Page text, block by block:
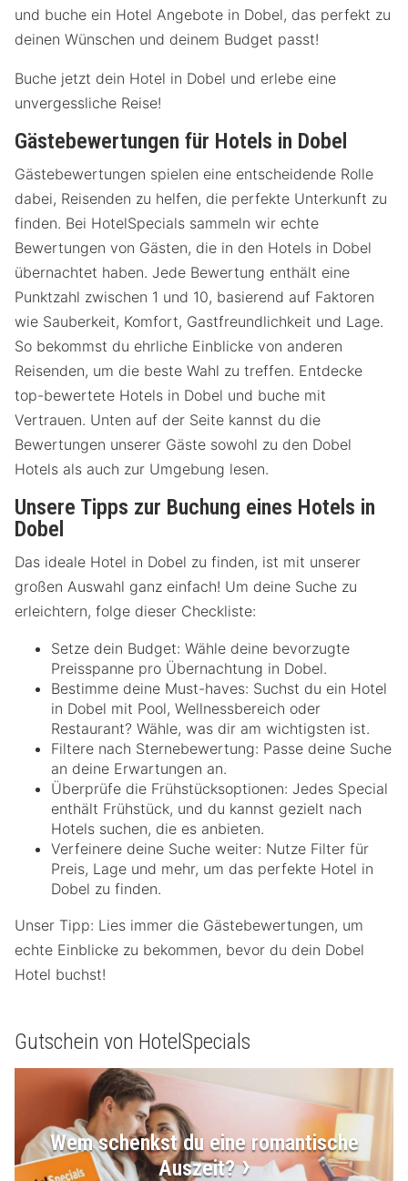
und buche ein Hotel Angebote in Dobel, das perfekt zu
deinen Wünschen und deinem Budget passt!
Buche jetzt dein Hotel in Dobel und erlebe eine
unvergessliche Reise!
Gästebewertungen für Hotels in Dobel
Gästebewertungen spielen eine entscheidende Rolle
dabei, Reisenden zu helfen, die perfekte Unterkunft zu
finden. Bei HotelSpecials sammeln wir echte
Bewertungen von Gästen, die in den Hotels in Dobel
übernachtet haben. Jede Bewertung enthält eine
Punktzahl zwischen 1 und 10, basierend auf Faktoren
wie Sauberkeit, Komfort, Gastfreundlichkeit und Lage.
So bekommst du ehrliche Einblicke von anderen
Reisenden, um die beste Wahl zu treffen. Entdecke
top-bewertete Hotels in Dobel und buche mit
Vertrauen. Unten auf der Seite kannst du die
Bewertungen unserer Gäste sowohl zu den Dobel
Hotels als auch zur Umgebung lesen.
Unsere Tipps zur Buchung eines Hotels in
Dobel
Das ideale Hotel in Dobel zu finden, ist mit unserer
großen Auswahl ganz einfach! Um deine Suche zu
erleichtern, folge dieser Checkliste:
Setze dein Budget: Wähle deine bevorzugte
Preisspanne pro Übernachtung in Dobel.
Bestimme deine Must-haves: Suchst du ein Hotel
in Dobel mit Pool, Wellnessbereich oder
Restaurant? Wähle, was dir am wichtigsten ist.
Filtere nach Sternebewertung: Passe deine Suche
an deine Erwartungen an.
Überprüfe die Frühstücksoptionen: Jedes Special
enthält Frühstück, und du kannst gezielt nach
Hotels suchen, die es anbieten.
Verfeinere deine Suche weiter: Nutze Filter für
Preis, Lage und mehr, um das perfekte Hotel in
Dobel zu finden.
Unser Tipp: Lies immer die Gästebewertungen, um
echte Einblicke zu bekommen, bevor du dein Dobel
Hotel buchst!
Gutschein von HotelSpecials
Wem schenkst du eine romantische
Auszeit?